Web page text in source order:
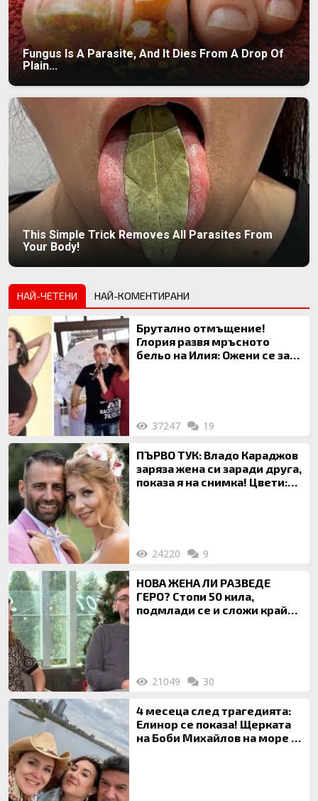
Fungus Is A Parasite, And It Dies From A Drop Of
Plain...
This Simple Trick Removes All Parasites From
Your Body!
НАЙ-ЧЕТЕНИ НАЙ-КОМЕНТИРАНИ
Брутално отмъщение!
Глория развя мръсното
бельо на Илия: Ожени се за
37247 19
ПЪРВО ТУК: Владо Караджов
заряза жена си заради друга,
показа я на снимка! Цвети:
24220 9
НОВА ЖЕНА ЛИ РАЗВЕДЕ
ГЕРО? Стопи 50 кила,
подмлади се и сложи край
21049 30
4 месеца след трагедията:
Елинор се показа! Щерката
на Боби Михайлов на море с